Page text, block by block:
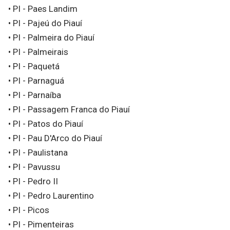
• PI - Paes Landim
• PI - Pajeú do Piauí
• PI - Palmeira do Piauí
• PI - Palmeirais
• PI - Paquetá
• PI - Parnaguá
• PI - Parnaíba
• PI - Passagem Franca do Piauí
• PI - Patos do Piauí
• PI - Pau D'Arco do Piauí
• PI - Paulistana
• PI - Pavussu
• PI - Pedro II
• PI - Pedro Laurentino
• PI - Picos
• PI - Pimenteiras